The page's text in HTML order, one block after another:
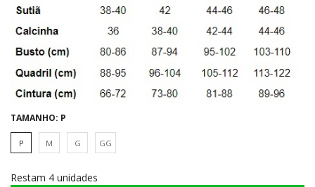
TAMANHO: P
P M G GG
Restam 4 unidades